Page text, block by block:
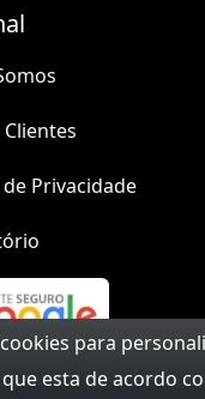
para
esta de acordo
Privacidade